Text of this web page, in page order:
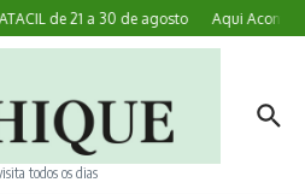
de 21 a 30 de agosto Aqui
todos os dias